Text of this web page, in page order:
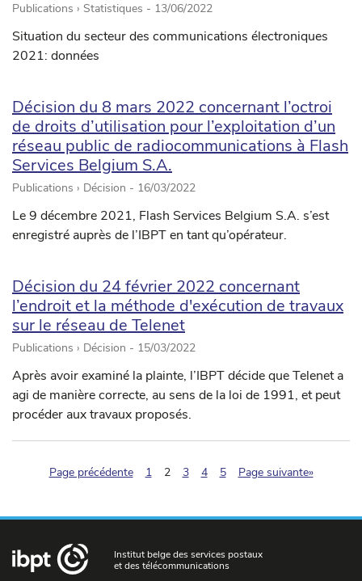
Publications › Statistiques - 13/06/2022
Situation du secteur des communications électroniques
2021: données
Décision du 8 mars 2022 concernant l’octroi
de droits d’utilisation pour l’exploitation d’un
réseau public de radiocommunications à Flash
Services Belgium S.A.
Publications › Décision - 16/03/2022
Le 9 décembre 2021, Flash Services Belgium S.A. s’est
enregistré auprès de l’IBPT en tant qu’opérateur.
Décision du 24 février 2022 concernant
l’endroit et la méthode d'exécution de travaux
sur le réseau de Telenet
Publications › Décision - 15/03/2022
Après avoir examiné la plainte, l’IBPT décide que Telenet a
agi de manière correcte, au sens de la loi de 1991, et peut
procéder aux travaux proposés.
Page précédente 1 2(pagination.current)
3 4 5 Page suivante»
Institut belge des services postaux
et des télécommunications